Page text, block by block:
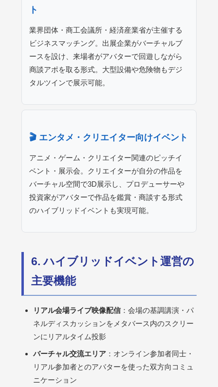
ト
業界団体・商工会議所・経済産業省が主催する
ビジネスマッチング。出展企業がバーチャルブ
ースを設け、来場者がアバターで回遊しながら
商談アポを取る形式。大型設備や危険物もデジ
タルツインで展示可能。
🎬 エンタメ・クリエイター向けイベント
アニメ・ゲーム・クリエイター関連のピッチイ
ベント・展示会。クリエイターが自分の作品を
バーチャル空間で3D展示し、プロデューサーや
投資家がアバターで作品を鑑賞・商談する形式
のハイブリッドイベントも実現可能。
6. ハイブリッドイベント運営の
主要機能
リアル会場ライブ映像配信：会場の基調講演・パ
ネルディスカッションをメタバース内のスクリー
ンにリアルタイム投影
バーチャル交流エリア ：オンライン参加者同士・
リアル参加者とのアバターを使った双方向コミュ
ニケーション